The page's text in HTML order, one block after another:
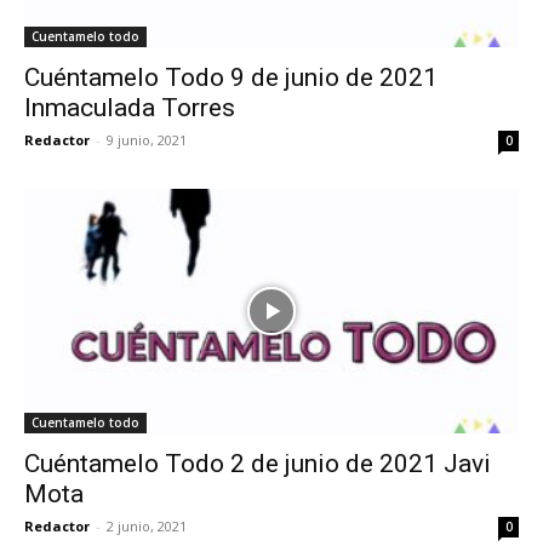
Cuentamelo todo
Cuéntamelo Todo 9 de junio de 2021
Inmaculada Torres
Redactor - 9 junio, 2021 0
Cuentamelo todo
Cuéntamelo Todo 2 de junio de 2021 Javi
Mota
Redactor - 2 junio, 2021 0